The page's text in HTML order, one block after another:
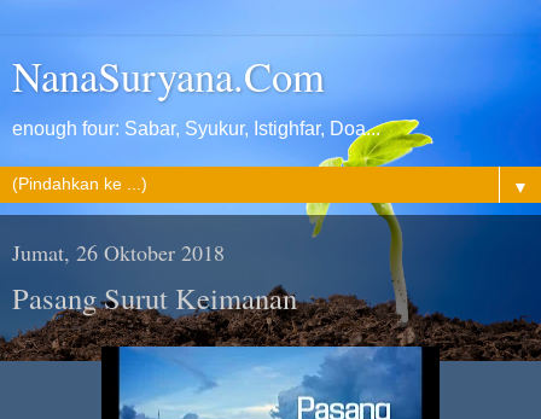
NanaSuryana.Com
enough four: Sabar, Syukur, Istighfar, Doa...
▼
Jumat, 26 Oktober 2018
Pasang Surut Keimanan